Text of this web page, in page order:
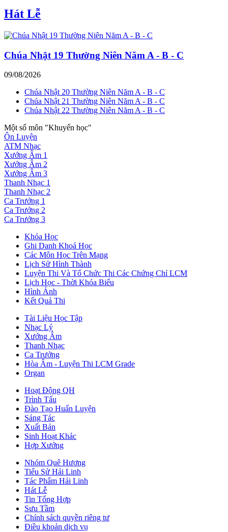
Hát Lễ
Chúa Nhật 19 Thường Niên Năm A - B - C
09/08/2026
Chúa Nhật 20 Thường Niên Năm A - B - C
Chúa Nhật 21 Thường Niên Năm A - B - C
Chúa Nhật 22 Thường Niên Năm A - B - C
Một số môn "Khuyến học"
Ôn Luyện
ATM Nhạc
Xướng Âm 1
Xướng Âm 2
Xướng Âm 3
Thanh Nhạc 1
Thanh Nhạc 2
Ca Trưởng 1
Ca Trưởng 2
Ca Trưởng 3
Khóa Học
Ghi Danh Khoá Học
Các Môn Học Trên Mạng
Lịch Sử Hình Thành
Luyện Thi Và Tổ Chức Thi Các Chứng Chỉ LCM
Lịch Học - Thời Khóa Biểu
Hình Ảnh
Kết Quả Thi
Tài Liệu Học Tập
Nhạc Lý
Xướng Âm
Thanh Nhạc
Ca Trưởng
Hòa Âm - Luyện Thi LCM Grade
Organ
Hoạt Động QH
Trình Tấu
Đào Tạo Huấn Luyện
Sáng Tác
Xuất Bản
Sinh Hoạt Khác
Hợp Xướng
Nhóm Quê Hương
Tiểu Sử Hải Linh
Tác Phẩm Hải Linh
Hát Lễ
Tin Tổng Hợp
Sưu Tầm
Chính sách quyền riêng tư
Điều khoản dịch vụ